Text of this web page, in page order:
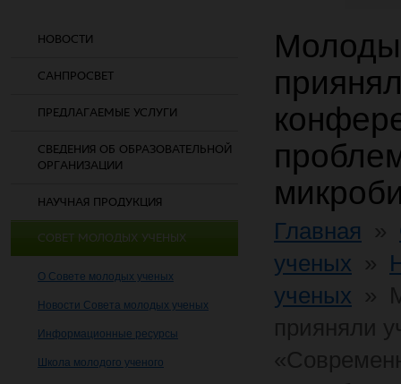
НОВОСТИ
САНПРОСВЕТ
ПРЕДЛАГАЕМЫЕ УСЛУГИ
СВЕДЕНИЯ ОБ ОБРАЗОВАТЕЛЬНОЙ
ОРГАНИЗАЦИИ
НАУЧНАЯ ПРОДУКЦИЯ
СОВЕТ МОЛОДЫХ УЧЕНЫХ
О Совете молодых ученых
Новости Совета молодых ученых
Информационные ресурсы
Школа молодого ученого
Главная
ученых
ученых